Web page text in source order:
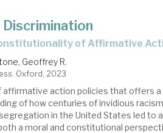
of Affirmative
Geoffrey R.
Oxford, 2023
affirmative action policies that offers a
of how centuries of invidious
in the United States led to
a moral and constitutional